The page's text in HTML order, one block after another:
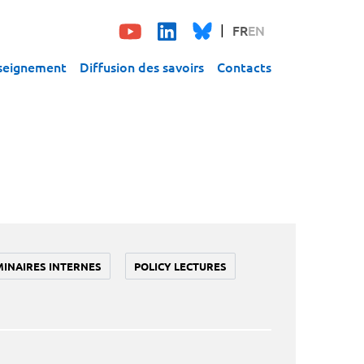
FREN
Diffusion des savoirs Contacts
INTERNES POLICY LECTURES